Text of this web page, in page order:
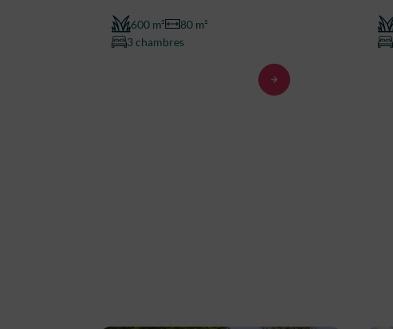
600 m²
80 m²
3 chambres